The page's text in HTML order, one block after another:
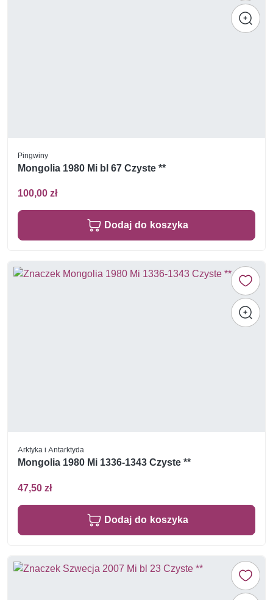
Pingwiny
Mongolia 1980 Mi bl 67 Czyste **
100,00 zł
Dodaj do koszyka
Arktyka i Antarktyda
Mongolia 1980 Mi 1336-1343 Czyste **
47,50 zł
Dodaj do koszyka